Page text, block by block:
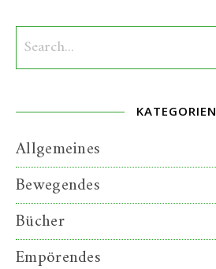
KATEGORIEN
Allgemeines
Bewegendes
Bücher
Empörendes